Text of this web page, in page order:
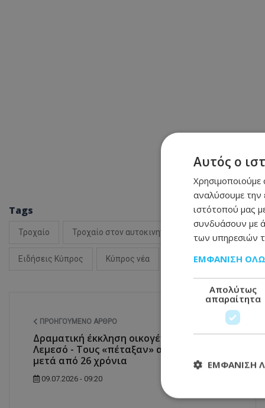
Tags
Τροχαίο Τροχαίο στον αυτοκινητόδρομο Αστυνομία
Ειδήσεις Κύπρος Κύπρος νέα
ΠΡΟΗΓΟΎΜΕΝΟ ΆΡΘΡΟ
Δραματική έκκληση οικογένειας στη
Λεμεσό - Τους «πέταξαν» από το σπίτι
μετά από 26 χρόνια
09.07.2026 - 09:20
Αυτός ο
Χρησιμοποιούμε
αναλύσουμε την
ιστότοπού μας
συνδυάσουν με
των υπηρεσιών
ΕΜΦΆΝΙΣΗ
Απολύτως
απαραίτητα
ΕΜΦΆΝΙΣΗ